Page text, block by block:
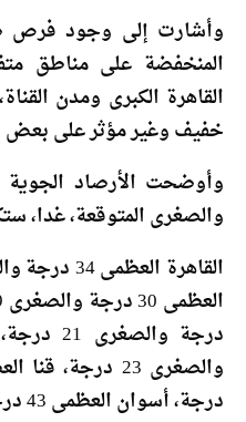
وأشارت إلى وجود فرص
المنخفضة على مناطق
القاهرة الكبرى ومدن
خفيف وغير مؤثر على بعض
وأوضحت الأرصاد
والصغرى المتوقعة، غدا،
درجة، أسوان العظمى 43 درجة والصغرى 26 درجة.